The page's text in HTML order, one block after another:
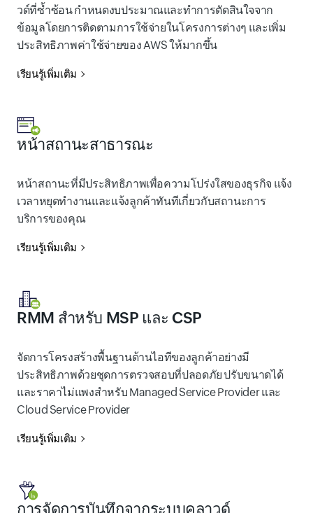
วด์ที่ซ้ำซ้อน กำหนดงบประมาณและทำการตัดสินใจจาก
ข้อมูลโดยการติดตามการใช้จ่ายในโครงการต่างๆ และเพิ่ม
ประสิทธิภาพค่าใช้จ่ายของ AWS ให้มากขึ้น
เรียนรู้เพิ่มเติม
หน้าสถานะสาธารณะ
หน้าสถานะที่มีประสิทธิภาพเพื่อความโปร่งใสของธุรกิจ แจ้ง
เวลาหยุดทำงานและแจ้งลูกค้าทันทีเกี่ยวกับสถานะการ
บริการของคุณ
เรียนรู้เพิ่มเติม
RMM สำหรับ MSP และ CSP
จัดการโครงสร้างพื้นฐานด้านไอทีของลูกค้าอย่างมี
ประสิทธิภาพด้วยชุดการตรวจสอบที่ปลอดภัย ปรับขนาดได้
และราคาไม่แพงสำหรับ Managed Service Provider และ
Cloud Service Provider
เรียนรู้เพิ่มเติม
การจัดการบันทึกจากระบบคลาวด์